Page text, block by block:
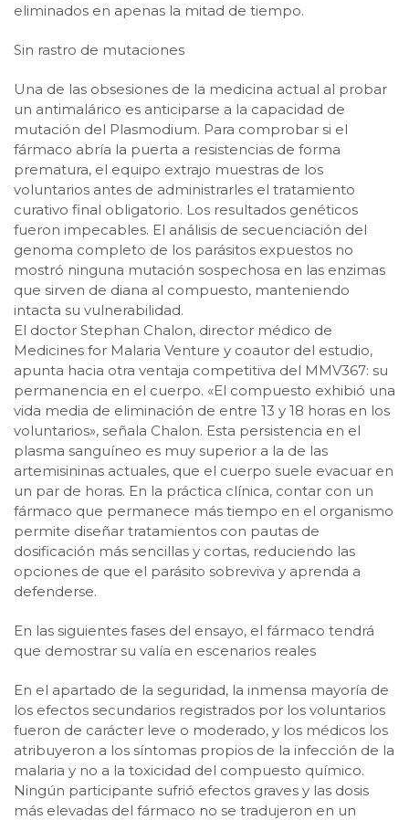
eliminados en apenas la mitad de tiempo.
Sin rastro de mutaciones
Una de las obsesiones de la medicina actual al probar
un antimalárico es anticiparse a la capacidad de
mutación del Plasmodium. Para comprobar si el
fármaco abría la puerta a resistencias de forma
prematura, el equipo extrajo muestras de los
voluntarios antes de administrarles el tratamiento
curativo final obligatorio. Los resultados genéticos
fueron impecables. El análisis de secuenciación del
genoma completo de los parásitos expuestos no
mostró ninguna mutación sospechosa en las enzimas
que sirven de diana al compuesto, manteniendo
intacta su vulnerabilidad.
El doctor Stephan Chalon, director médico de
Medicines for Malaria Venture y coautor del estudio,
apunta hacia otra ventaja competitiva del MMV367: su
permanencia en el cuerpo. «El compuesto exhibió una
vida media de eliminación de entre 13 y 18 horas en los
voluntarios», señala Chalon. Esta persistencia en el
plasma sanguíneo es muy superior a la de las
artemisininas actuales, que el cuerpo suele evacuar en
un par de horas. En la práctica clínica, contar con un
fármaco que permanece más tiempo en el organismo
permite diseñar tratamientos con pautas de
dosificación más sencillas y cortas, reduciendo las
opciones de que el parásito sobreviva y aprenda a
defenderse.
En las siguientes fases del ensayo, el fármaco tendrá
que demostrar su valía en escenarios reales
En el apartado de la seguridad, la inmensa mayoría de
los efectos secundarios registrados por los voluntarios
fueron de carácter leve o moderado, y los médicos los
atribuyeron a los síntomas propios de la infección de la
malaria y no a la toxicidad del compuesto químico.
Ningún participante sufrió efectos graves y las dosis
más elevadas del fármaco no se tradujeron en un